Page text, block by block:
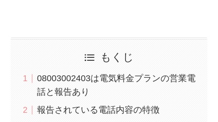
もくじ
08003002403は電気料金プランの営業電
話と報告あり
報告されている電話内容の特徴